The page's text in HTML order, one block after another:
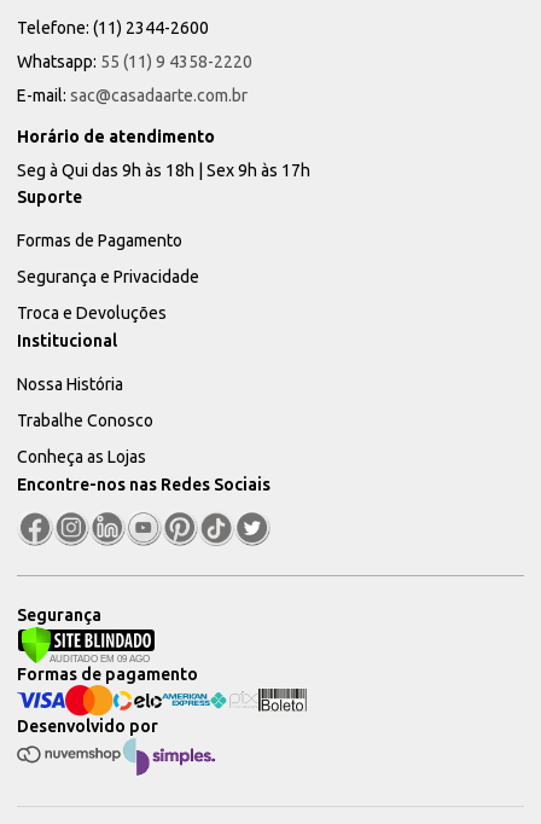
Telefone: (11) 2344-2600
Whatsapp: 55 (11) 9 4358-2220
E-mail: sac@casadaarte.com.br
Horário de atendimento
Seg à Qui das 9h às 18h | Sex 9h às 17h
Suporte
Formas de Pagamento
Segurança e Privacidade
Troca e Devoluções
Institucional
Nossa História
Trabalhe Conosco
Conheça as Lojas
Encontre-nos nas Redes Sociais
Segurança
Desenvolvido por
Formas de pagamento